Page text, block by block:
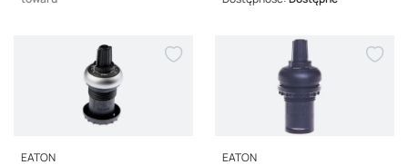
PRODUCENT
EATON PRODUCENT
EATON